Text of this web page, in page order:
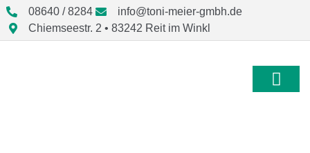
08640 / 8284
info@toni-meier-gmbh.de
Chiemseestr. 2 • 83242 Reit im Winkl